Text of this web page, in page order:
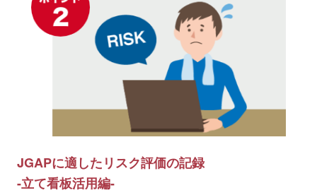
JGAPに適したリスク評価の記録
立て看板活用編